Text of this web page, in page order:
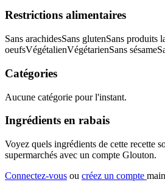
Restrictions alimentaires
Sans arachidesSans glutenSans produits
oeufsVégétalienVégétarienSans sésame
Catégories
Aucune catégorie pour l'instant.
Ingrédients en rabais
Voyez quels ingrédients de cette recette
supermarchés avec un compte Glouton.
Connectez-vous ou créez un compte